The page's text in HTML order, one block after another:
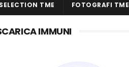
TME FOTOGRAFI TME
IMMUNI